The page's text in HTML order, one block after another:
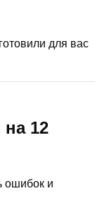
для вас
12
ошибок и